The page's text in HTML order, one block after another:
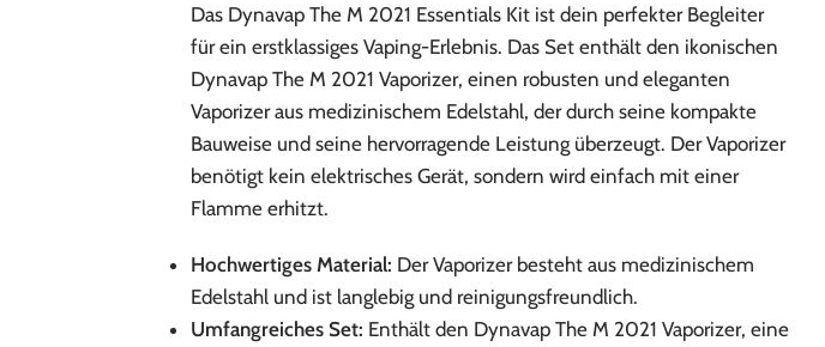
Das Dynavap The M 2021 Essentials Kit ist dein perfekter Begleiter
für ein erstklassiges Vaping-Erlebnis. Das Set enthält den ikonischen
Dynavap The M 2021 Vaporizer, einen robusten und eleganten
Vaporizer aus medizinischem Edelstahl, der durch seine kompakte
Bauweise und seine hervorragende Leistung überzeugt. Der Vaporizer
benötigt kein elektrisches Gerät, sondern wird einfach mit einer
Flamme erhitzt.
Hochwertiges Material: Der Vaporizer besteht aus medizinischem
Edelstahl und ist langlebig und reinigungsfreundlich.
Umfangreiches Set: Enthält den Dynavap The M 2021 Vaporizer, eine